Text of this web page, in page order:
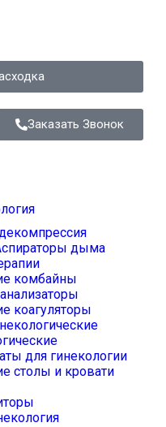
Заказать Звонок
дыма
комбайны
коагуляторы
для гинекологии
столы и кровати